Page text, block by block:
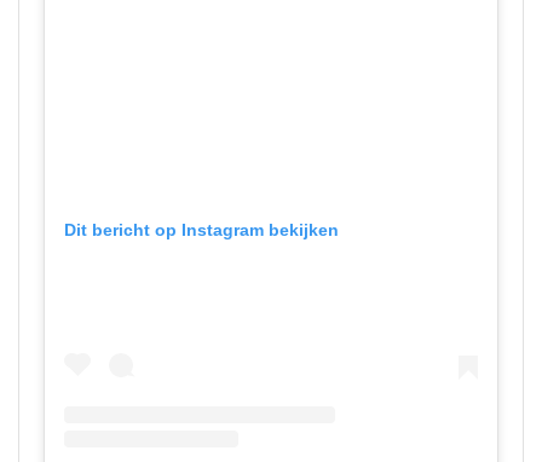
Dit bericht op Instagram bekijken